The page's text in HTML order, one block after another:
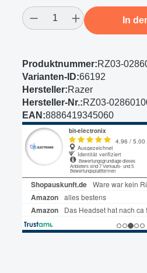
Produkt Anzahl: Gib
In
Produktnummer:RZ03-
Varianten-ID:66192
Hersteller:Razer
Hersteller-Nr.:RZ03-
EAN:8886419345060